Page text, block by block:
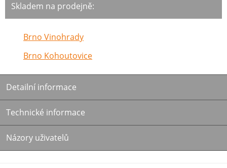
Skladem na prodejně:
Brno Vinohrady
Brno Kohoutovice
Detailní informace
Technické informace
Názory uživatelů